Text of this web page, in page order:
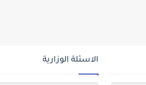
الاسئلة الوزارية